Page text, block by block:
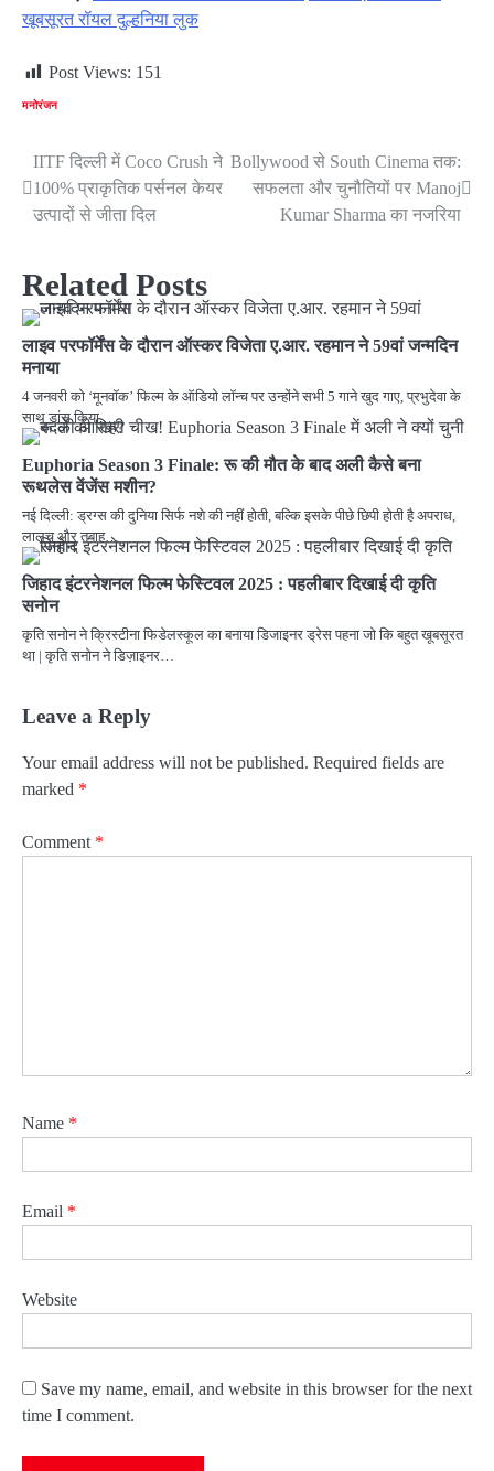
खूबसूरत रॉयल दुल्हनिया लुक
Post Views: 151
मनोरंजन
Post
navigation
IITF दिल्ली में Coco Crush ने
100% प्राकृतिक पर्सनल केयर
उत्पादों से जीता दिल
Bollywood से South Cinema तक:
सफलता और चुनौतियों पर Manoj
Kumar Sharma का नजरिया
Related Posts
लाइव परफॉर्मेंस के दौरान ऑस्कर विजेता ए.आर. रहमान ने 59वां जन्मदिन
मनाया
4 जनवरी को ‘मूनवॉक’ फिल्म के ऑडियो लॉन्च पर उन्होंने सभी 5 गाने खुद गाए, प्रभुदेवा के
साथ डांस किया,…
Euphoria Season 3 Finale: रू की मौत के बाद अली कैसे बना
रूथलेस वेंजेंस मशीन?
नई दिल्ली: ड्रग्स की दुनिया सिर्फ नशे की नहीं होती, बल्कि इसके पीछे छिपी होती है अपराध,
लालच और तबाह…
जिहाद इंटरनेशनल फिल्म फेस्टिवल 2025 : पहलीबार दिखाई दी कृति
सनोन
कृति सनोन ने क्रिस्टीना फिडेलस्कूल का बनाया डिजाइनर ड्रेस पहना जो कि बहुत खूबसूरत
था | कृति सनोन ने डिज़ाइनर…
Leave a Reply
Your email address will not be published. Required fields are
marked *
Comment *
Name *
Email *
Website
Save my name, email, and website in this browser for the next
time I comment.